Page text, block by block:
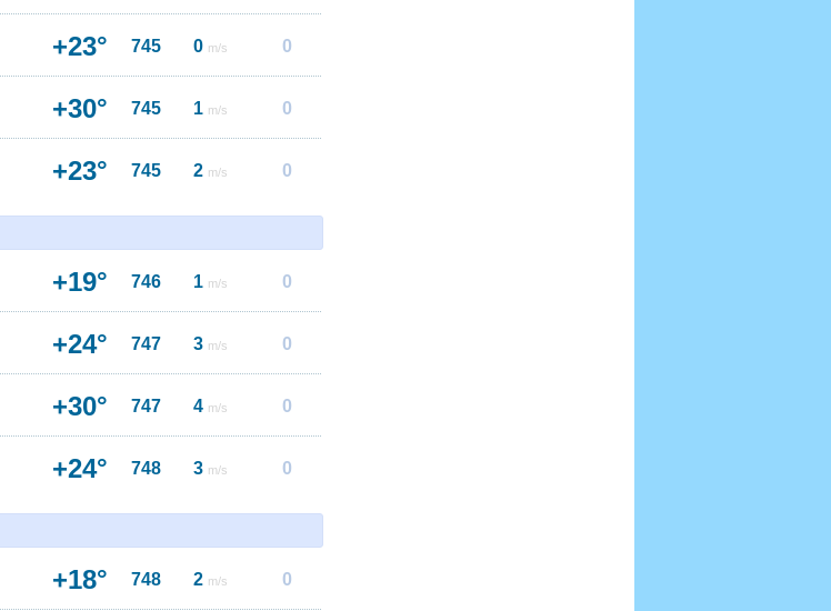
+23° 745 0 m/s 0
+30° 745 1 m/s 0
+23° 745 2 m/s 0
+19° 746 1 m/s 0
+24° 747 3 m/s 0
+30° 747 4 m/s 0
+24° 748 3 m/s 0
+18° 748 2 m/s 0